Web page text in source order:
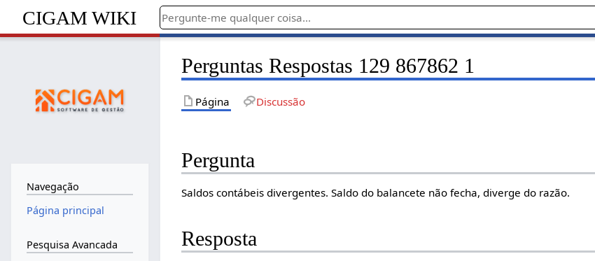
CIGAM WIKI
Perguntas Respostas 129 867862 1
Página Discussão
Pergunta
Saldos contábeis divergentes. Saldo do balancete não fecha, diverge do razão.
Resposta
Navegação
Página principal
Pesquisa Avancada